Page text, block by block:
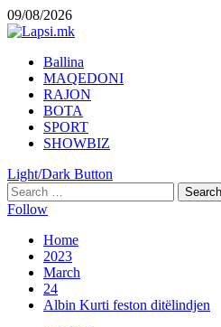
Skip
to
09/08/2026
Primary
Menu
Ballina
MAQEDONI
RAJON
BOTA
SPORT
SHOWBIZ
Light/Dark Button
Search
for:
Follow
Home
2023
March
24
Albin Kurti feston ditëlindjen